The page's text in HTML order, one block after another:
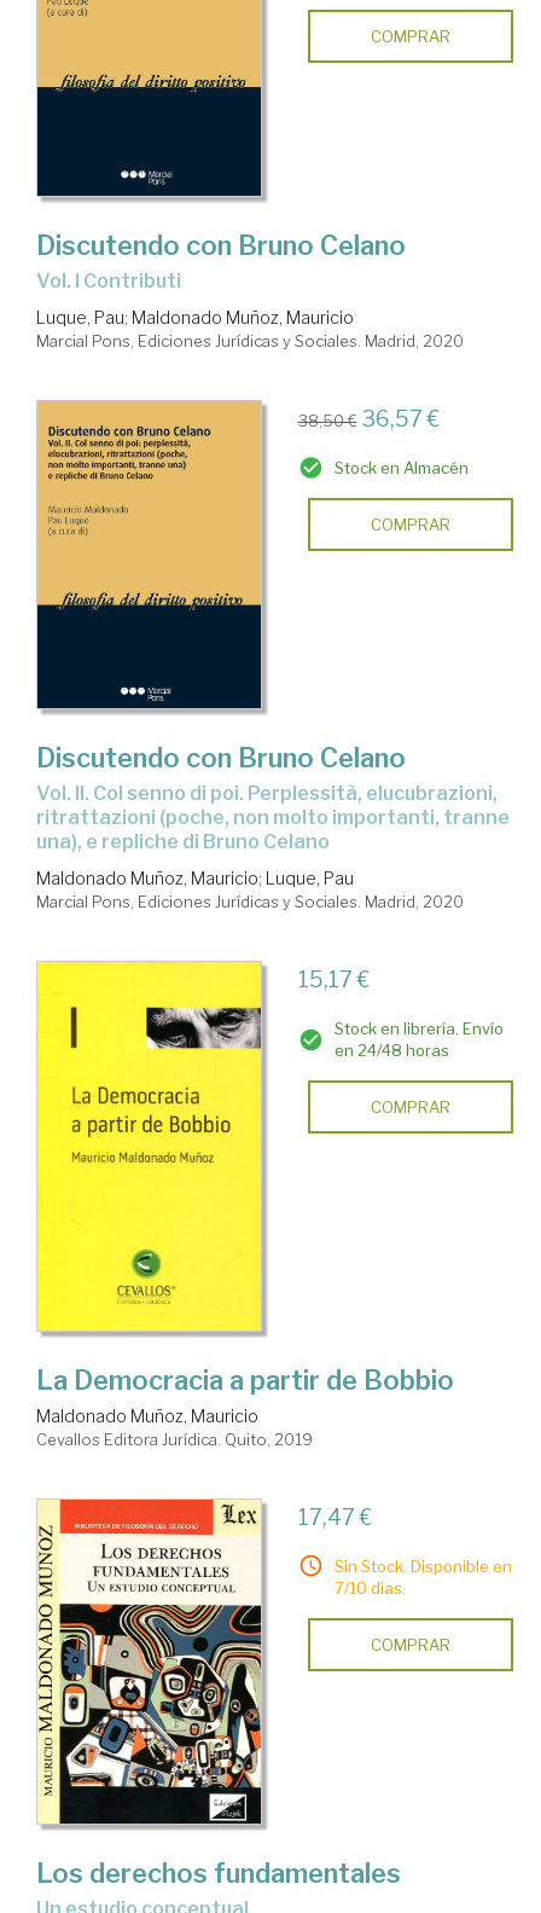
COMPRAR
Discutendo con Bruno Celano
Vol. I Contributi
Luque, Pau; Maldonado Muñoz, Mauricio
Marcial Pons, Ediciones Jurídicas y Sociales. Madrid, 2020
38,50 € 36,57 €
Stock en Almacén
COMPRAR
Discutendo con Bruno Celano
Vol. II. Col senno di poi. Perplessità, elucubrazioni,
ritrattazioni (poche, non molto importanti, tranne
una), e repliche di Bruno Celano
Maldonado Muñoz, Mauricio; Luque, Pau
Marcial Pons, Ediciones Jurídicas y Sociales. Madrid, 2020
15,17 €
Stock en librería. Envío
en 24/48 horas
COMPRAR
La Democracia a partir de Bobbio
Maldonado Muñoz, Mauricio
Cevallos Editora Jurídica. Quito, 2019
17,47 €
Sin Stock. Disponible en
7/10 días.
COMPRAR
Los derechos fundamentales